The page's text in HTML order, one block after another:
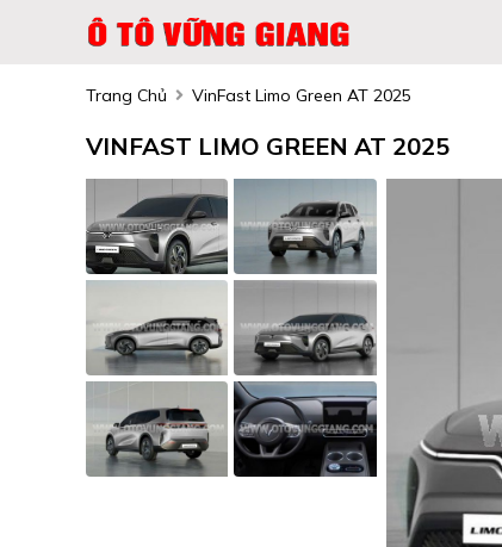
Trang Chủ VinFast Limo Green AT 2025
VINFAST LIMO GREEN AT 2025